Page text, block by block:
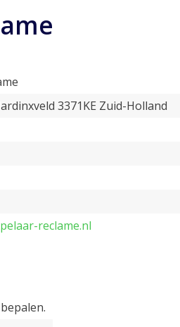
3371KE Zuid-Holland
reclame.nl